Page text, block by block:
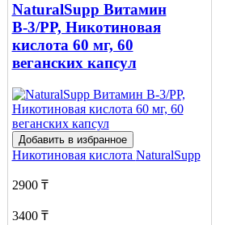
NaturalSupp Витамин
В-3/PP, Никотиновая
кислота 60 мг, 60
веганских капсул
Добавить в избранное
Никотиновая кислота NaturalSupp
2900 ₸
3400 ₸